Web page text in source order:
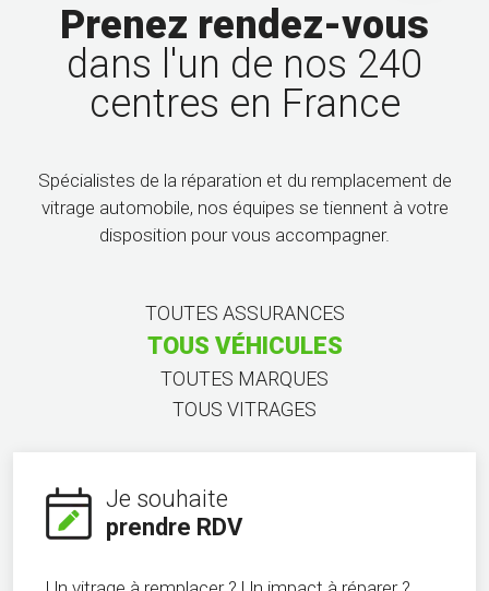
Prenez rendez-vous
dans l'un de nos 240
centres en France
Spécialistes de la réparation et du remplacement de
vitrage automobile, nos équipes se tiennent à votre
disposition pour vous accompagner.
TOUTES ASSURANCES
TOUS VÉHICULES
TOUTES MARQUES
TOUS VITRAGES
Je souhaite
prendre RDV